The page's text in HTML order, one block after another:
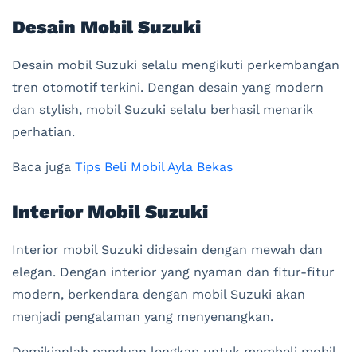
Desain Mobil Suzuki
Desain mobil Suzuki selalu mengikuti perkembangan
tren otomotif terkini. Dengan desain yang modern
dan stylish, mobil Suzuki selalu berhasil menarik
perhatian.
Baca juga Tips Beli Mobil Ayla Bekas
Interior Mobil Suzuki
Interior mobil Suzuki didesain dengan mewah dan
elegan. Dengan interior yang nyaman dan fitur-fitur
modern, berkendara dengan mobil Suzuki akan
menjadi pengalaman yang menyenangkan.